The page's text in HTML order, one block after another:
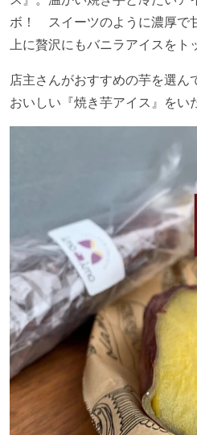
ボ！ スイーツのように濃厚で
上に贅沢にもバニラアイスをト
店主さんがおすすめの芋を選ん
おいしい『焼き芋アイス』をい